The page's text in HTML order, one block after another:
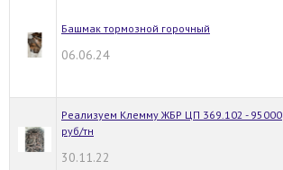
Башмак тормозной горочный
06.06.24
Реализуем Kлeмму ЖБР ЦП 369.102 - 95000
руб/тн
30.11.22